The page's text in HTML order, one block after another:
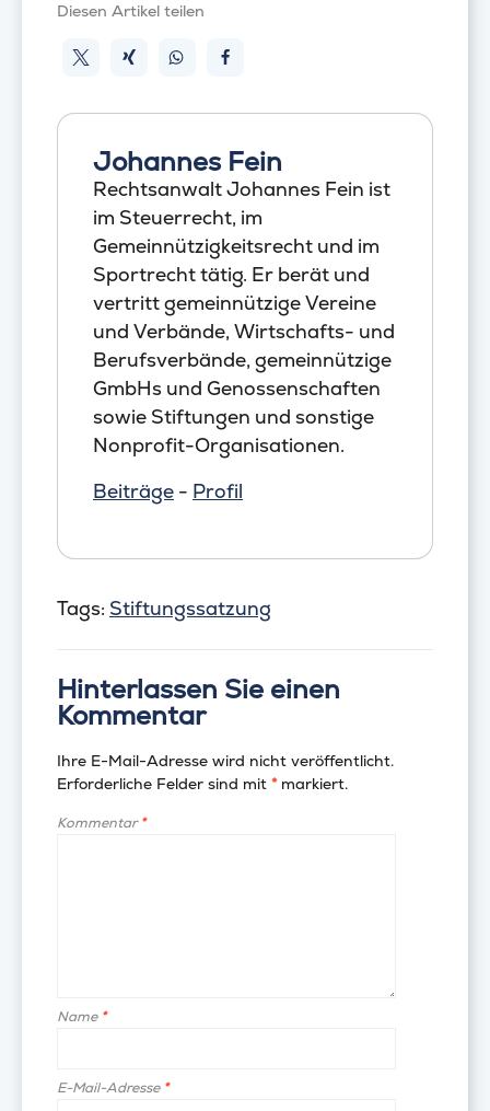
Diesen Artikel teilen
Johannes Fein
Rechtsanwalt Johannes Fein ist
im Steuerrecht, im
Gemeinnützigkeitsrecht und im
Sportrecht tätig. Er berät und
vertritt gemeinnützige Vereine
und Verbände, Wirtschafts- und
Berufsverbände, gemeinnützige
GmbHs und Genossenschaften
sowie Stiftungen und sonstige
Nonprofit-Organisationen.
Beiträge - Profil
Tags: Stiftungssatzung
Hinterlassen Sie einen
Kommentar
Ihre E-Mail-Adresse wird nicht veröffentlicht.
Erforderliche Felder sind mit *markiert.
Kommentar*
Name *
E-Mail-Adresse *